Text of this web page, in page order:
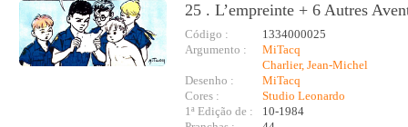
25 . L’empreinte + 6 Autres
Código :
1334000025
Argumento :
MiTacq
Charlier, Jean-Michel
Desenho :
MiTacq
Cores :
Studio Leonardo
1ª Edição de :
10-1984